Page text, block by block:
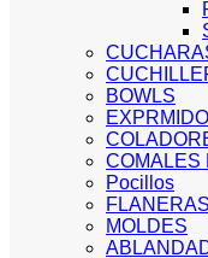
BOWLS
COMALES
Pocillos
FLANERAS
MOLDES